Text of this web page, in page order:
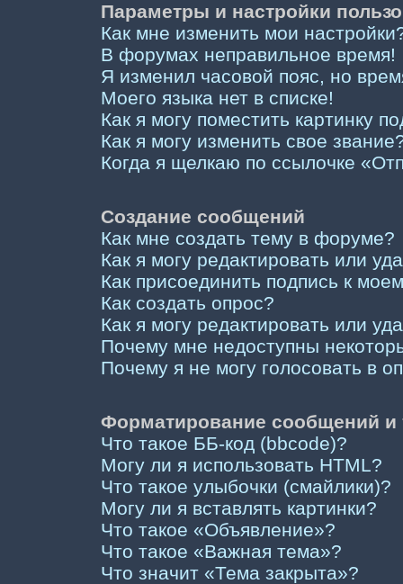
Параметры и настройки
Как мне изменить мои
В форумах неправильное время!
Я изменил часовой пояс, но
Моего языка нет в списке!
Как я могу поместить картинку
Как я могу изменить свое
Когда я щелкаю по ссылочке
Создание сообщений
Как мне создать тему в форуме?
Как я могу редактировать или
Как присоединить подпись к
Как создать опрос?
Как я могу редактировать или
Почему мне недоступны
Почему я не могу голосовать в
Форматирование сообщений
Что такое ББ-код (bbcode)?
Могу ли я использовать HTML?
Что такое улыбочки (смайлики)?
Могу ли я вставлять картинки?
Что такое «Объявление»?
Что такое «Важная тема»?
Что значит «Тема закрыта»?